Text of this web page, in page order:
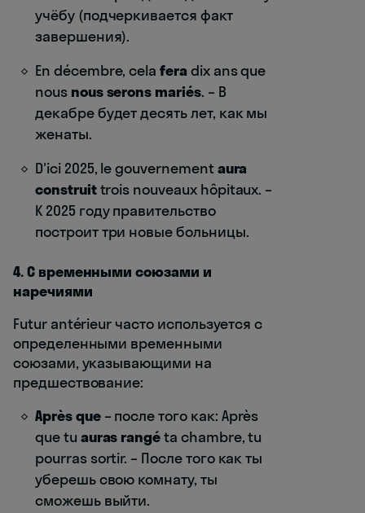
учёбу (подчеркивается факт
завершения).
En décembre, celafera dix ans que
nous nous serons mariés. – В
декабре будет десять лет, как мы
женаты.
D'ici 2025, le gouvernementaura
construittrois nouveaux hôpitaux. –
К 2025 году правительство
построит три новые больницы.
4. С временными союзами и
наречиями
Futur antérieur часто используется с
определенными временными
союзами, указывающими на
предшествование:
Après que– после того как: Après
que tu auras rangéta chambre, tu
pourras sortir. – После того как ты
уберешь свою комнату, ты
сможешь выйти.